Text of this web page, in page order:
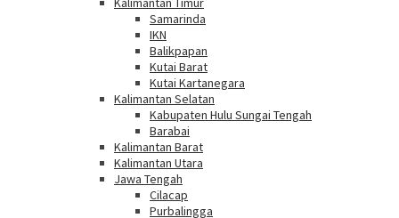
Samarinda
IKN
Balikpapan
Kutai Barat
Kutai Kartanegara
Kalimantan Selatan
Kabupaten Hulu Sungai Tengah
Barabai
Kalimantan Barat
Kalimantan Utara
Jawa Tengah
Cilacap
Purbalingga